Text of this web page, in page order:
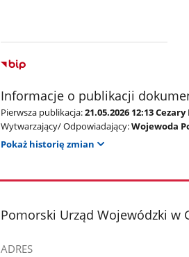
Informacje o publikacji
Pierwsza publikacja:21.05.2026 12:13
Wytwarzający/ Odpowiadający:Wojewoda
Pokaż historię zmian
stopka
Pomorski Urząd Wojewódzki w
ADRES